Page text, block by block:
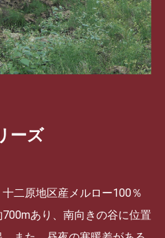
ーズ
二原地区産メルロー100％
あり、南向きの谷に位置